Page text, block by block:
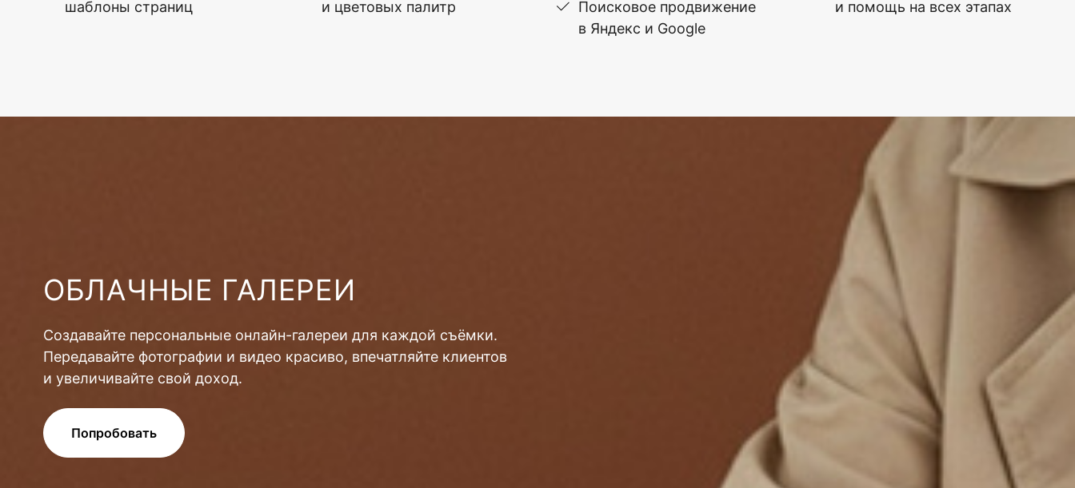
шаблоны страниц
и цветовых палитр
Поисковое продвижение
в Яндекс и Google
и помощь на всех этапах
ОБЛАЧНЫЕ ГАЛЕРЕИ
Создавайте персональные онлайн-галереи для каждой съёмки.
Передавайте фотографии и видео красиво, впечатляйте клиентов
и увеличивайте свой доход.
Попробовать